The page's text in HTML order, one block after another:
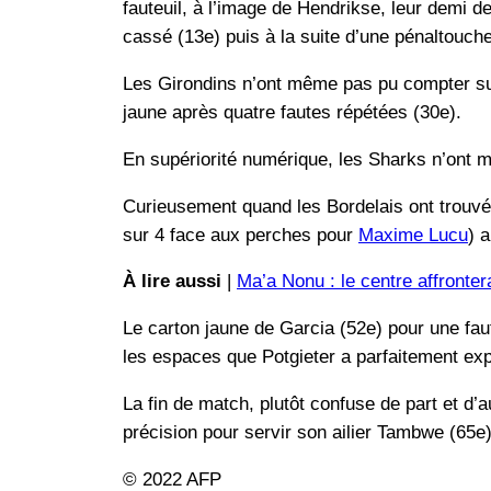
fauteuil, à l’image de Hendrikse, leur demi
cassé (13e) puis à la suite d’une
Les Girondins n’ont même pas pu compter
jaune après quatre fautes répétées (30e).
En supériorité numérique, les Sharks n’ont
Curieusement quand les Bordelais ont
sur 4 face aux perches pour Maxime Lucu)
À lire aussi Ma’a Nonu : le centre
Le carton jaune de Garcia (52e) pour une
les espaces que Potgieter a parfaitement
La fin de match, plutôt confuse de part et
précision pour servir son ailier Tambwe
© 2022 AFP